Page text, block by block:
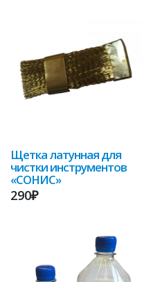
Щетка латунная для
чистки инструментов
«СОНИС»
290₽